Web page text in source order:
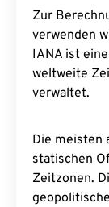
Zur
verwenden
IANA ist
weltweite
verwaltet.
Die meisten
statischen
Zeitzonen.